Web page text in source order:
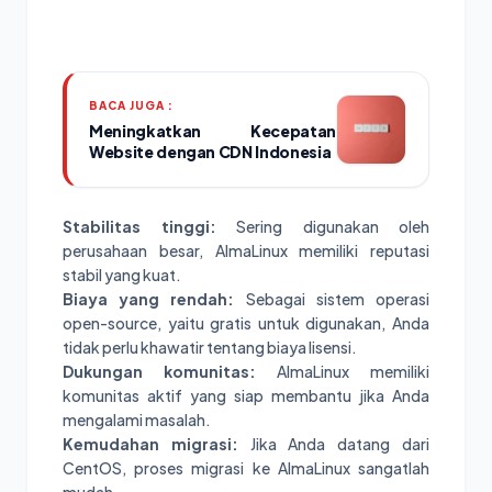
BACA JUGA :
Meningkatkan Kecepatan
Website dengan CDN Indonesia
Stabilitas tinggi: Sering digunakan oleh
perusahaan besar, AlmaLinux memiliki reputasi
stabil yang kuat.
Biaya yang rendah:
Sebagai sistem operasi
open-source, yaitu gratis untuk digunakan, Anda
tidak perlu khawatir tentang biaya lisensi.
Dukungan komunitas:
AlmaLinux memiliki
komunitas aktif yang siap membantu jika Anda
mengalami masalah.
Kemudahan migrasi:
Jika Anda datang dari
CentOS, proses migrasi ke AlmaLinux sangatlah